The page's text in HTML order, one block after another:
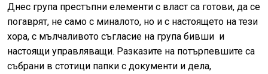
Днес група престъпни елементи с власт са готови, да се
погаврят, не само с миналото, но и с настоящето на тези
хора, с мълчаливото съгласие на група бивши и
настоящи управляващи. Разказите на потърпевшите са
събрани в стотици папки с документи и дела,